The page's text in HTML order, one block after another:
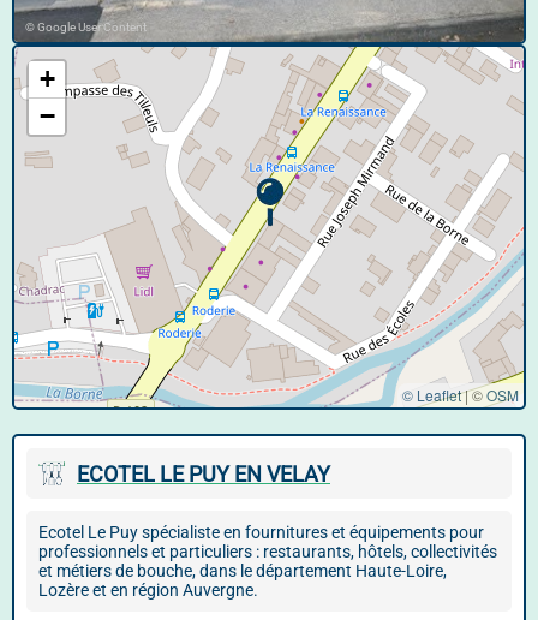
© Google User Content
+
−
© Leaflet|©OSM
ECOTEL LE PUY EN VELAY
Ecotel Le Puy spécialiste en fournitures et équipements pour
professionnels et particuliers : restaurants, hôtels, collectivités
et métiers de bouche, dans le département Haute-Loire,
Lozère et en région Auvergne.